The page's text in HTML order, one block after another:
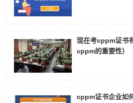
现在考cppm证书
cppm的重要性）
cppm证书企业如